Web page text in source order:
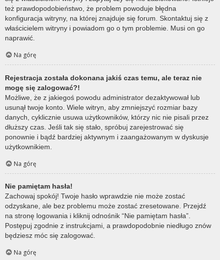
też prawdopodobieństwo, że problem powoduje błędna
konfiguracja witryny, na której znajduje się forum. Skontaktuj się z
właścicielem witryny i powiadom go o tym problemie. Musi on go
naprawić.
Na górę
Rejestracja została dokonana jakiś czas temu, ale teraz nie
mogę się zalogować?!
Możliwe, że z jakiegoś powodu administrator dezaktywował lub
usunął twoje konto. Wiele witryn, aby zmniejszyć rozmiar bazy
danych, cyklicznie usuwa użytkowników, którzy nic nie pisali przez
dłuższy czas. Jeśli tak się stało, spróbuj zarejestrować się
ponownie i bądź bardziej aktywnym i zaangażowanym w dyskusje
użytkownikiem.
Na górę
Nie pamiętam hasła!
Zachowaj spokój! Twoje hasło wprawdzie nie może zostać
odzyskane, ale bez problemu może zostać zresetowane. Przejdź
na stronę logowania i kliknij odnośnik “Nie pamiętam hasła”.
Postępuj zgodnie z instrukcjami, a prawdopodobnie niedługo znów
będziesz móc się zalogować.
Na górę